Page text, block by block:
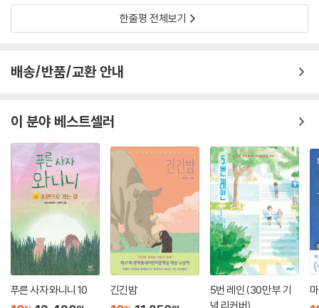
한줄평 전체보기
배송/반품/교환 안내
이 분야 베스트셀러
푸른 사자 와니니 10 긴긴밤
5번 레인 (30만 부 기